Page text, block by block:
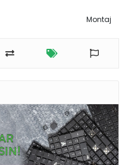
Montaj